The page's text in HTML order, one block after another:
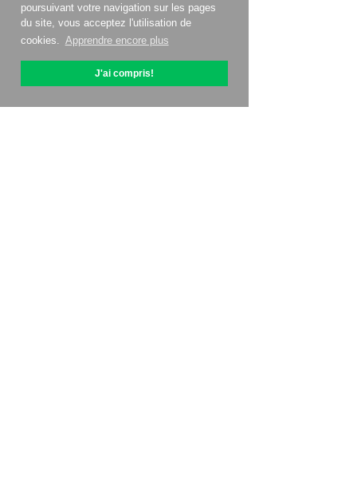
poursuivant votre navigation sur les pages
du site, vous acceptez l'utilisation de
cookies. Apprendre encore plus
J'ai compris!